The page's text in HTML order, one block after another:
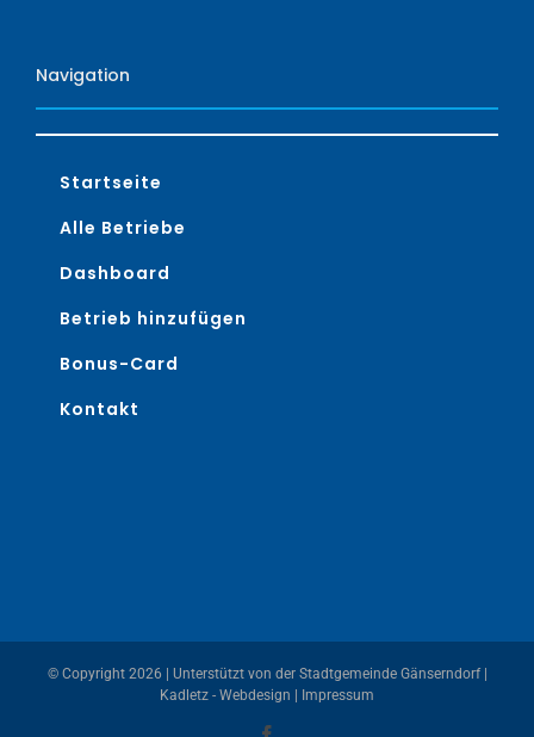
Navigation
Startseite
Alle Betriebe
Dashboard
Betrieb hinzufügen
Bonus-Card
Kontakt
© Copyright 2026 | Unterstützt von der Stadtgemeinde Gänserndorf|
Kadletz - Webdesign
Impressum